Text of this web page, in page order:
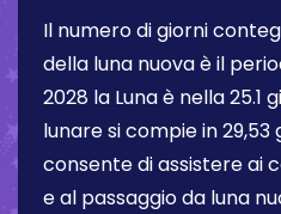
Il numero di giorni
della luna nuova è il
2028 la Luna è nella25.1
lunare si compie in 29,53
consente di assistere ai
e al passaggio da luna